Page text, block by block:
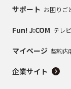
サポート お困りご
Fun! J:COM テレ
マイページ 契約内
企業サイト